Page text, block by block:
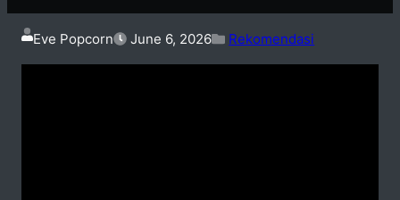
Eve Popcorn June 6, 2026 Rekomendasi